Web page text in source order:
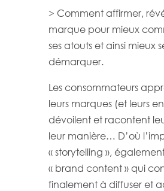
> Comment affirmer,
marque pour mieux
ses atouts et ainsi mieux
démarquer.
Les consommateurs
leurs marques (et leurs
dévoilent et racontent
leur manière… D’où
« storytelling »,
« brand content » qui
finalement à diffuser et